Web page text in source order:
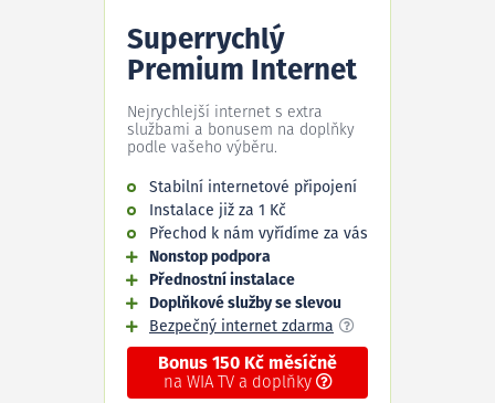
Superrychlý
Premium Internet
Nejrychlejší internet s extra
službami a bonusem na doplňky
podle vašeho výběru.
Stabilní internetové připojení
Instalace již za 1 Kč
Přechod k nám vyřídíme za vás
Nonstop podpora
Přednostní instalace
Doplňkové služby se slevou
Bezpečný internet zdarma
Bonus 150 Kč měsíčně
na WIA TV a doplňky